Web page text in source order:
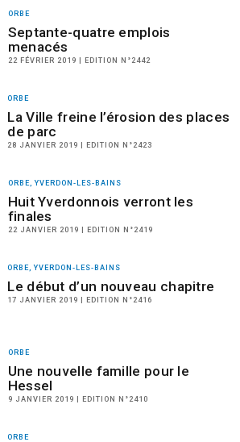
ORBE
Septante-quatre emplois
menacés
22 FÉVRIER 2019 | EDITION N°2442
ORBE
La Ville freine l’érosion des places
de parc
28 JANVIER 2019 | EDITION N°2423
ORBE, YVERDON-LES-BAINS
Huit Yverdonnois verront les
finales
22 JANVIER 2019 | EDITION N°2419
ORBE, YVERDON-LES-BAINS
Le début d’un nouveau chapitre
17 JANVIER 2019 | EDITION N°2416
ORBE
Une nouvelle famille pour le
Hessel
9 JANVIER 2019 | EDITION N°2410
ORBE